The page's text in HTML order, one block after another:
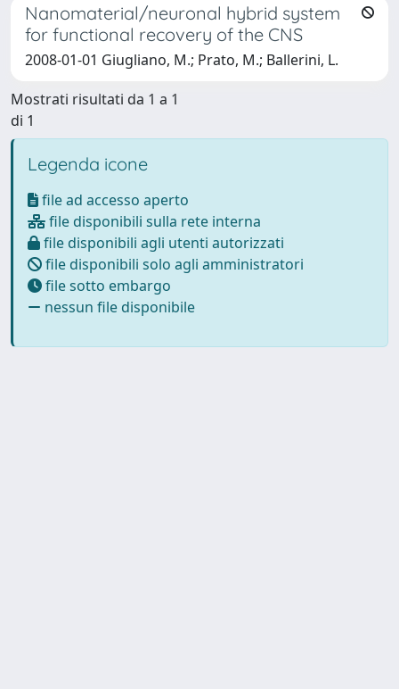
Nanomaterial/neuronal hybrid system
for functional recovery of the CNS
2008-01-01 Giugliano, M.; Prato, M.; Ballerini, L.
Mostrati risultati da 1 a 1
di 1
Legenda icone
file ad accesso aperto
file disponibili sulla rete interna
file disponibili agli utenti autorizzati
file disponibili solo agli amministratori
file sotto embargo
nessun file disponibile